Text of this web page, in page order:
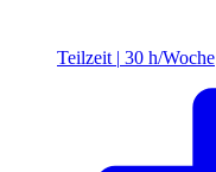
Teilzeit | 30 h/Woche